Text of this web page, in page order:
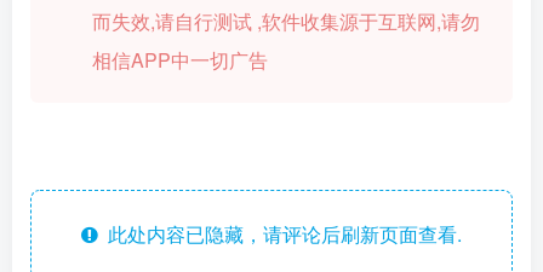
而失效,请自行测试 ,软件收集源于互联网,请勿
相信APP中一切广告
此处内容已隐藏，请评论后刷新页面查看.